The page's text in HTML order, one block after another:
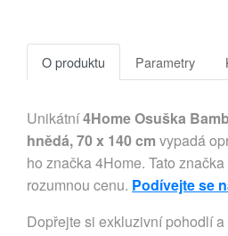
O produktu Parametry
Unikátní4Home Osuška
hnědá, 70 x 140 cm vypadá
ho značka 4Home. Tato
rozumnou cenu. Podívejte se
Dopřejte si exkluzivní pohodlí